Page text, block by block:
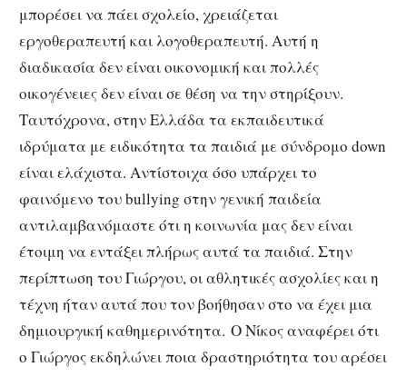
μπορέσει να πάει σχολείο, χρειάζεται
εργοθεραπευτή και λογοθεραπευτή. Αυτή η
διαδικασία δεν είναι οικονομική και πολλές
οικογένειες δεν είναι σε θέση να την στηρίξουν.
Ταυτόχρονα, στην Ελλάδα τα εκπαιδευτικά
ιδρύματα με ειδικότητα τα παιδιά με σύνδρομο down
είναι ελάχιστα. Αντίστοιχα όσο υπάρχει το
φαινόμενο του bullying στην γενική παιδεία
αντιλαμβανόμαστε ότι η κοινωνία μας δεν είναι
έτοιμη να εντάξει πλήρως αυτά τα παιδιά. Στην
περίπτωση του Γιώργου, οι αθλητικές ασχολίες και η
τέχνη ήταν αυτά που τον βοήθησαν στο να έχει μια
δημιουργική καθημερινότητα. Ο Νίκος αναφέρει ότι
ο Γιώργος εκδηλώνει ποια δραστηριότητα του αρέσει